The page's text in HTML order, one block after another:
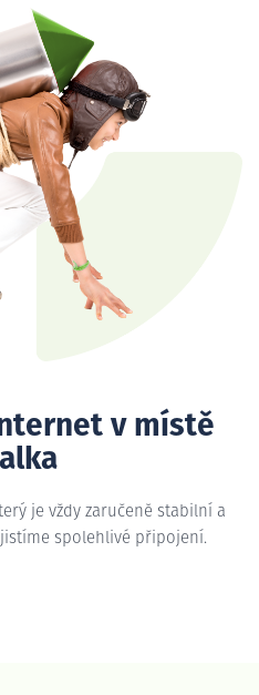
v místě
je vždy zaručeně stabilní a
spolehlivé připojení.